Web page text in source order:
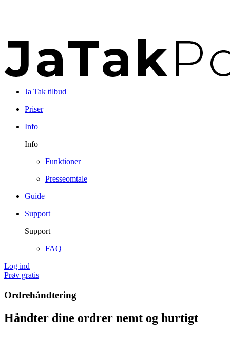
Ja Tak tilbud
Priser
Info
Info
Funktioner
Presseomtale
Guide
Support
Support
FAQ
Log ind
Prøv gratis
Ordrehåndtering
Håndter dine ordrer nemt og hurtigt